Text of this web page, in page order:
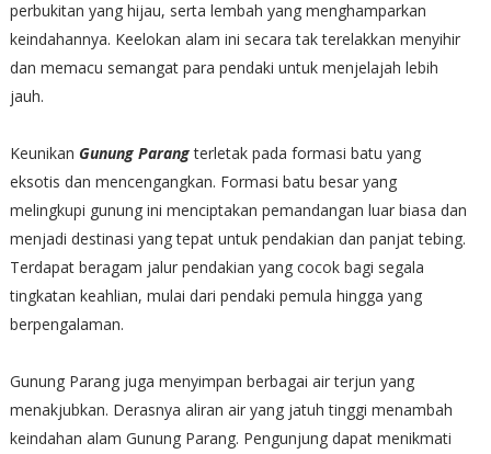
perbukitan yang hijau, serta lembah yang menghamparkan
keindahannya. Keelokan alam ini secara tak terelakkan menyihir
dan memacu semangat para pendaki untuk menjelajah lebih
jauh.
Keunikan Gunung Parangterletak pada formasi batu yang
eksotis dan mencengangkan. Formasi batu besar yang
melingkupi gunung ini menciptakan pemandangan luar biasa dan
menjadi destinasi yang tepat untuk pendakian dan panjat tebing.
Terdapat beragam jalur pendakian yang cocok bagi segala
tingkatan keahlian, mulai dari pendaki pemula hingga yang
berpengalaman.
Gunung Parang juga menyimpan berbagai air terjun yang
menakjubkan. Derasnya aliran air yang jatuh tinggi menambah
keindahan alam Gunung Parang. Pengunjung dapat menikmati